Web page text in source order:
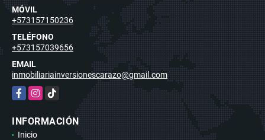
MÓVIL
+573157150236
TELÉFONO
+573157039656
EMAIL
inmobiliariainversionescarazo@gmail.com
FacebookInstagram
TikTok
INFORMACIÓN
Inicio